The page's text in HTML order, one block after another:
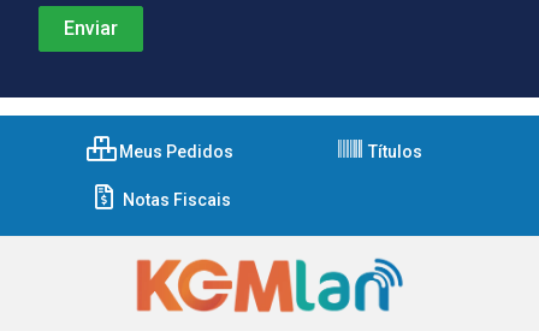
Meus Pedidos Títulos
Notas Fiscais